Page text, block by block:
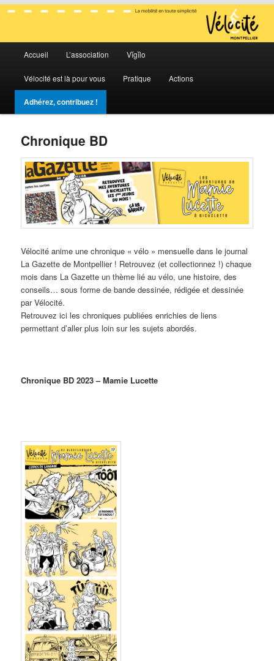
Vélocité Grand Montpellier
La mobilité en toute simplicité
Aller
au
contenu
principal
Aller
au
contenu
secondaire
Accueil L’association Vĭgĭlo
Vélocité est là pour vous Pratique Actions
Adhérez, contribuez !
Chronique BD
Vélocité anime une chronique « vélo » mensuelle dans le journal
La Gazette de Montpellier ! Retrouvez (et collectionnez !) chaque
mois dans La Gazette un thème lié au vélo, une histoire, des
conseils… sous forme de bande dessinée, rédigée et dessinée
par Vélocité.
Retrouvez ici les chroniques publiées enrichies de liens
permettant d’aller plus loin sur les sujets abordés.
Chronique BD 2023 – Mamie Lucette